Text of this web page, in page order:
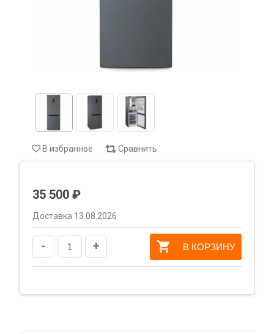
В избранное Сравнить
35 500 ₽
Доставка 13.08.2026
- + В КОРЗИНУ